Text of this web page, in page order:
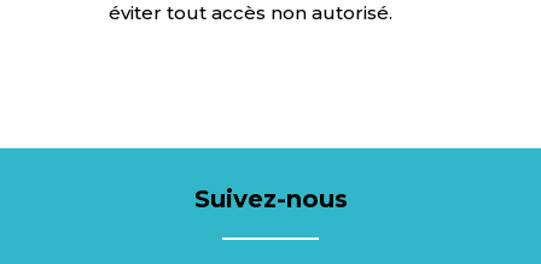
éviter tout accès non autorisé.
Suivez-nous